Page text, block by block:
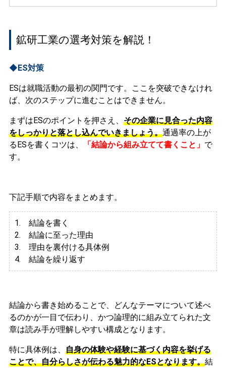
鉱研工業の選考対策を解説！
◆ES対策
ESは就職活動の最初の関門です。ここを突破できなけれ
ば、次のステップに進むことはできません。
まずはESのポイントを押さえ、 その企業に見合った内容
をしっかりと落とし込んでいきましょう。通過率の上が
るESを書くコツは、
「結論から組み立てて書くこと」 で
す。
下記手順で内容をまとめます。
1. 結論を書く
2. 結論に至った理由
3. 理由を裏付ける具体例
4. 結論を繰り返す
結論から書き始めることで、どんなテーマについて述べ
るのかが一目で伝わり、かつ論理的に組み立てられた文
章は読み手が理解しやすい構成となります。
特に具体例は、 自身の体験や経験に基づく内容を挙げる
ことで、自分らしさが伝わる魅力的なESとなります。結